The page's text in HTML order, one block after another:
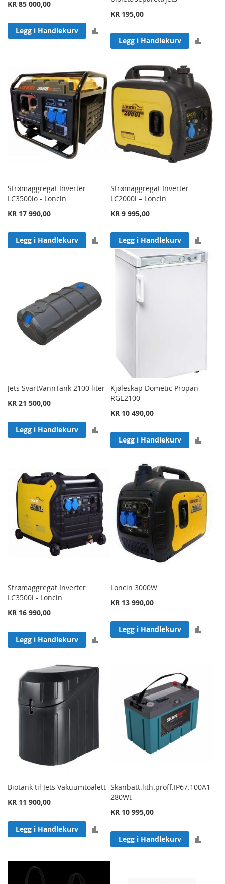
KR 85 000,00
Legg i Handlekurv
KR 195,00
Legg i Handlekurv
Strømaggregat Inverter
LC3500io - Loncin
KR 17 990,00
Legg i Handlekurv Legg til sammenligning
Strømaggregat Inverter
LC2000i – Loncin
KR 9 995,00
Legg i Handlekurv
Jets SvartVannTank 2100 liter
KR 21 500,00
Legg i Handlekurv
Kjøleskap Dometic Propan
RGE2100
KR 10 490,00
Legg i Handlekurv
Strømaggregat Inverter
LC3500i - Loncin
KR 16 990,00
Legg i Handlekurv Legg til sammenligning
Loncin 3000W
KR 13 990,00
Legg i Handlekurv
Biotank til Jets Vakuumtoalett
KR 11 900,00
Legg i Handlekurv
Skanbatt.lith.proff.IP67.100A1
280Wt
KR 10 995,00
Legg i Handlekurv